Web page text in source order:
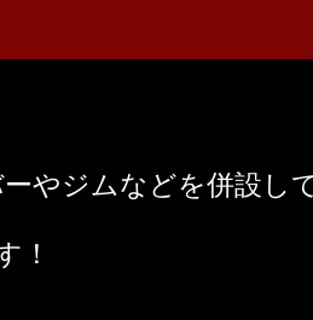
やジムなどを併設し
！